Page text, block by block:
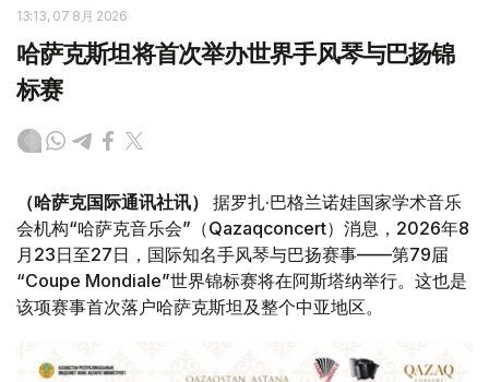
13:13, 07 8月 2026
哈萨克斯坦将首次举办世界手风琴与巴扬锦
标赛
（哈萨克国际通讯社讯）
据罗扎·巴格兰诺娃国家学术音乐
会机构“哈萨克音乐会”（Qazaqconcert）消息，2026年8
月23日至27日，国际知名手风琴与巴扬赛事——第79届
“Coupe Mondiale”世界锦标赛将在阿斯塔纳举行。这也是
该项赛事首次落户哈萨克斯坦及整个中亚地区。